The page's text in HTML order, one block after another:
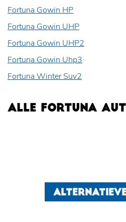
Fortuna Gowin HP
Fortuna Gowin UHP
Fortuna Gowin UHP2
Fortuna Gowin Uhp3
Fortuna Winter Suv2
ALLE FORTUNA